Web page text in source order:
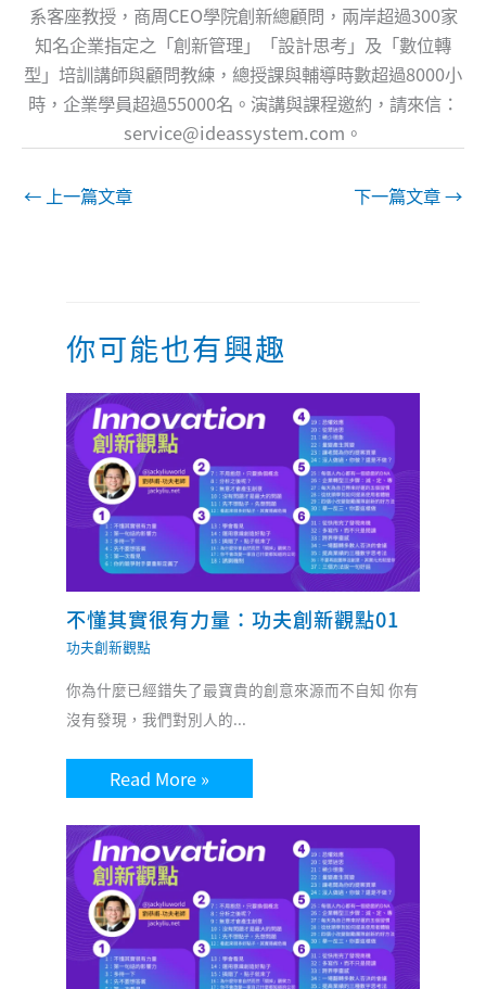
系客座教授，商周CEO學院創新總顧問，兩岸超過300家
知名企業指定之「創新管理」「設計思考」及「數位轉
型」培訓講師與顧問教練，總授課與輔導時數超過8000小
時，企業學員超過55000名。演講與課程邀約，請來信：
service@ideassystem.com 。
← 上一篇文章 下一篇文章→
你可能也有興趣
不懂其實很有力量：功夫創新觀點01
功夫創新觀點
你為什麼已經錯失了最寶貴的創意來源而不自知 你有
沒有發現，我們對別人的...
Read More »